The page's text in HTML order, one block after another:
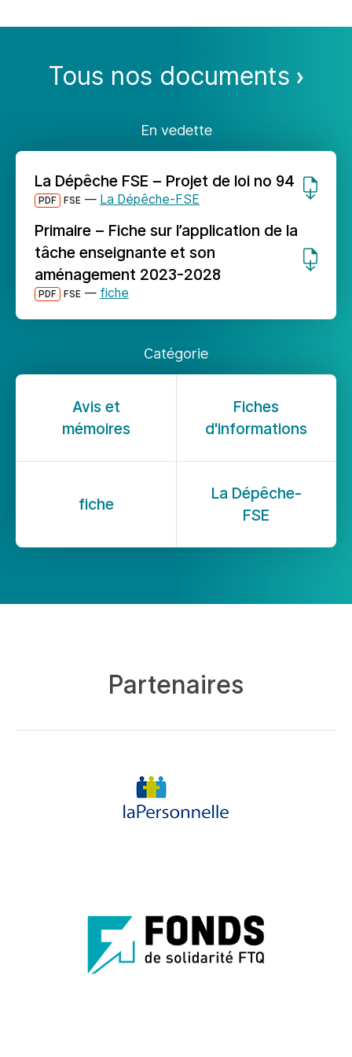
Tous nos documents
En vedette
La Dépêche FSE – Projet de loi no 94
PDF FSE — La Dépêche-FSE
Primaire – Fiche sur l’application de la
tâche enseignante et son
aménagement 2023-2028
PDF FSE — fiche
Catégorie
Avis et
mémoires
Fiches
d'informations
fiche
La Dépêche-
FSE
Partenaires